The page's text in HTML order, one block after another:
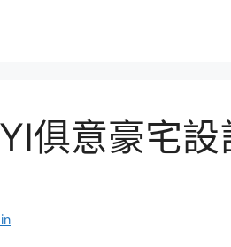
俱意豪宅